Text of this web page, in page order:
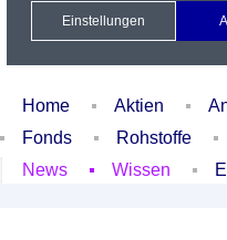
Xetra Realtime
Watchlist
Home Aktien
Fonds
Rohstoffe
News
Wissen
Einstellungen